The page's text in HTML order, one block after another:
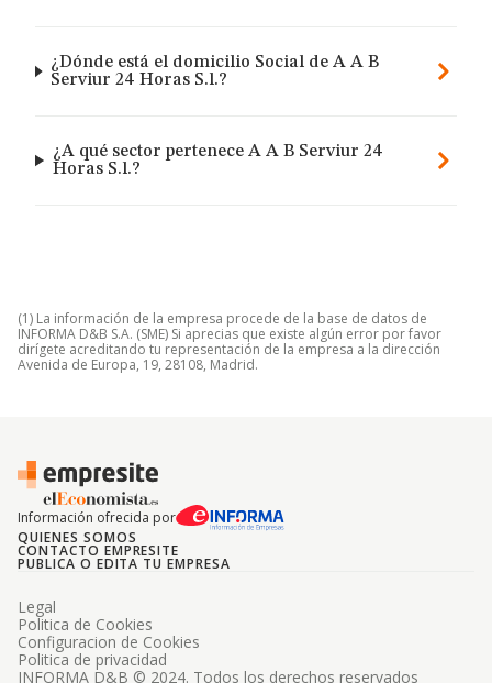
¿Dónde está el domicilio Social de A A B
Serviur 24 Horas S.l.?
¿A qué sector pertenece A A B Serviur 24
Horas S.l.?
(1) La información de la empresa procede de la base de datos de
INFORMA D&B S.A. (SME) Si aprecias que existe algún error por favor
dirígete acreditando tu representación de la empresa a la dirección
Avenida de Europa, 19, 28108, Madrid.
Información ofrecida por
QUIENES SOMOS
CONTACTO EMPRESITE
PUBLICA O EDITA TU EMPRESA
INFORMA D&B © 2024. Todos los derechos reservados
Legal
Politica de Cookies
Configuracion de Cookies
Politica de privacidad